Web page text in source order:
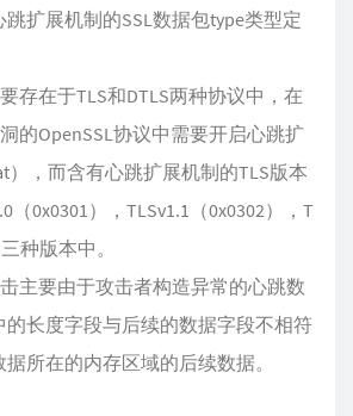
跳扩展机制的SSL数据包type类型定
存在于TLS和DTLS两种协议中，在
的OpenSSL协议中需要开启心跳扩
），而含有心跳扩展机制的TLS版本
（0x0301），TLSv1.1（0x0302），T
种版本中。
主要由于攻击者构造异常的心跳数
长度字段与后续的数据字段不相符
所在的内存区域的后续数据。